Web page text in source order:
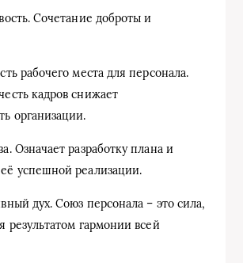
Сочетание доброты и
рабочего места для персонала.
кадров снижает
организации.
Означает разработку плана и
успешной реализации.
дух. Союз персонала – это сила,
результатом гармонии всей